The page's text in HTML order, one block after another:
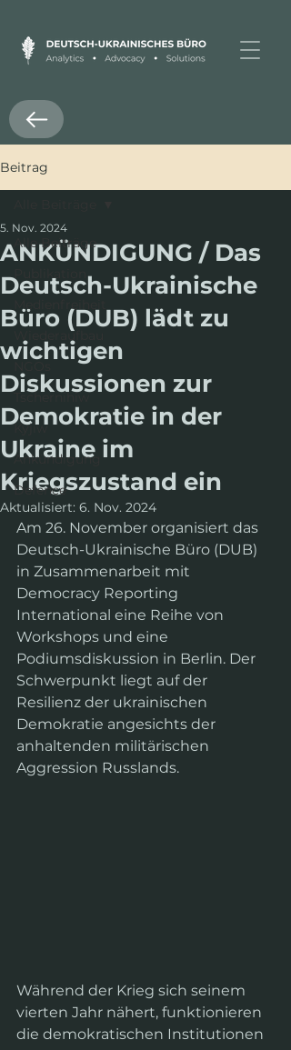
Beitrag
Alle Beiträge
Medienfreiheit
Wiederaufbau
Tschernihiw
Kyjiw
Ankündigung
Defence
ANKÜNDIGUNG / Das
Deutsch-Ukrainische
Büro (DUB) lädt zu
wichtigen
Diskussionen zur
Demokratie in der
Ukraine im
Kriegszustand ein
5. Nov. 2024
Aktualisiert: 6. Nov. 2024
Am 26. November organisiert das
Deutsch-Ukrainische Büro (DUB)
in Zusammenarbeit mit
Democracy Reporting
International eine Reihe von
Workshops und eine
Podiumsdiskussion in Berlin. Der
Schwerpunkt liegt auf der
Resilienz der ukrainischen
Demokratie angesichts der
anhaltenden militärischen
Aggression Russlands.
Während der Krieg sich seinem
vierten Jahr nähert, funktionieren
die demokratischen Institutionen